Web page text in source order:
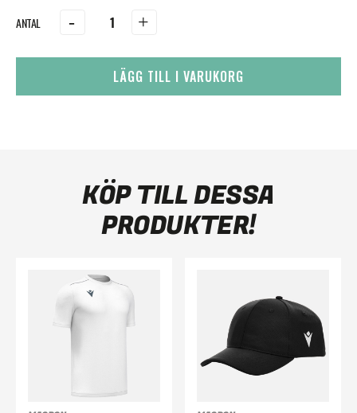
- +
LÄGG TILL I VARUKORG
KÖP TILL DESSA
PRODUKTER!